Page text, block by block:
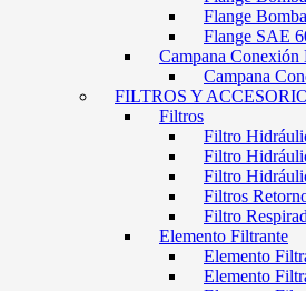
Flange
Flange SAE
Campana Conexión
Campana
FILTROS Y
Filtros
Filtro
Filtro
Filtro
Filtros
Filtro
Elemento Filtrante
Elemento
Elemento